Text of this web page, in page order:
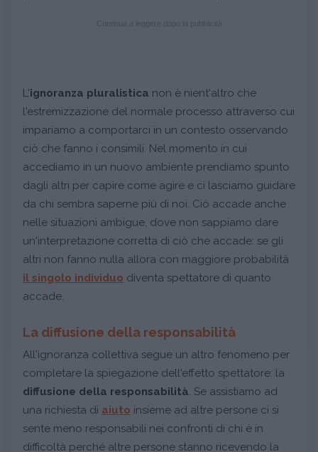
L'ignoranza pluralistica non è nient'altro che
l'estremizzazione del normale processo attraverso cui
impariamo a comportarci in un contesto osservando
ciò che fanno i consimili. Nel momento in cui
accediamo in un nuovo ambiente prendiamo spunto
dagli altri per capire come agire e ci lasciamo guidare
da chi sembra saperne più di noi. Ciò accade anche
nelle situazioni ambigue, dove non sappiamo dare
un'interpretazione corretta di ciò che accade: se gli
altri non fanno nulla allora con maggiore probabilità
il singolo individuo diventa spettatore di quanto
accade.
La diffusione della responsabilità
All'ignoranza collettiva segue un altro fenomeno per
completare la spiegazione dell'effetto spettatore: la
diffusione della responsabilità. Se assistiamo ad
una richiesta di aiuto insieme ad altre persone ci si
sente meno responsabili nei confronti di chi è in
difficoltà perché altre persone stanno ricevendo la